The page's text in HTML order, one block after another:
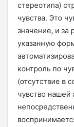
стереотипа)
чувства. Это
значение, и
указанную
контроль по
(отсутствие в
чувство нашей